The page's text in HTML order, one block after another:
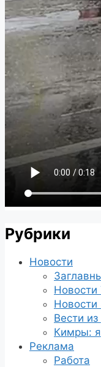
Рубрики
Новости
Новости
Новости
Вести
Кимры:
Реклама
Работа